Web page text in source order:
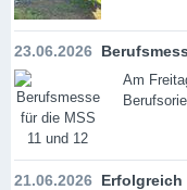
23.06.2026
Am
21.06.2026 Erfolgreich